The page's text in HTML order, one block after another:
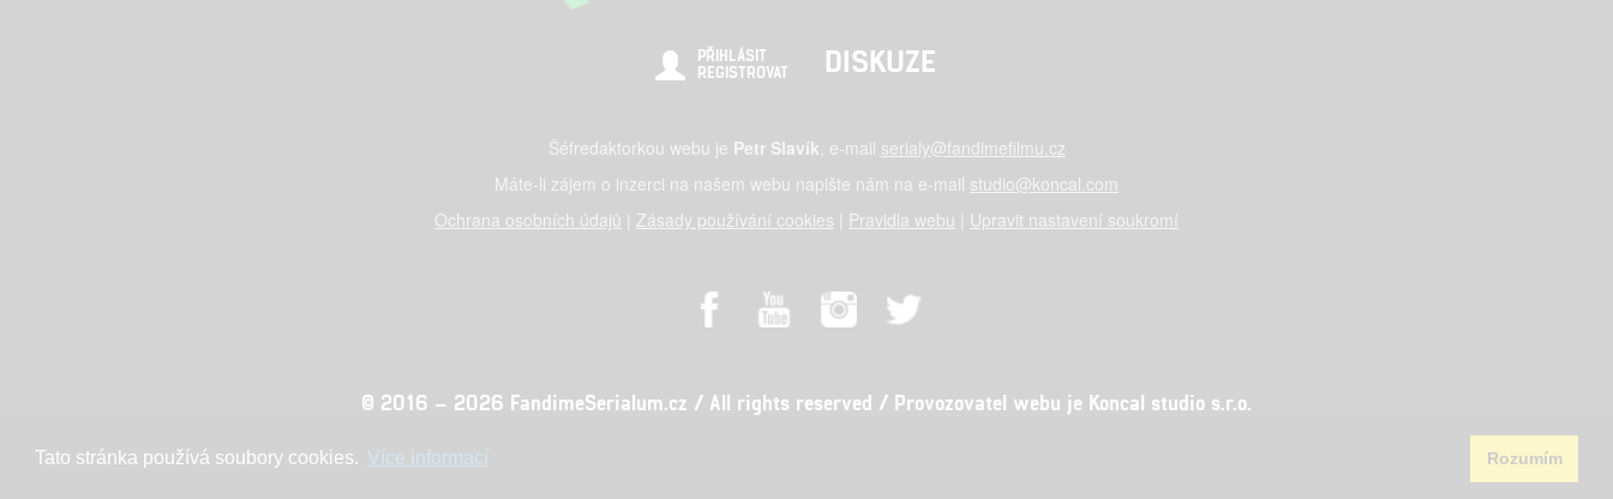
Tato stránka používá soubory cookies. Více informací Rozumím
PŘIHLÁSIT
REGISTROVAT
DISKUZE
Šéfredaktorkou webu je Petr Slavík, e-mail serialy@fandimefilmu.cz
Máte-li zájem o inzerci na našem webu napište nám na e-mail studio@koncal.com
Ochrana osobních údajů
Zásady používání cookies Pravidla webu Upravit nastavení soukromí
© 2016 – 2026 FandimeSerialum.cz / All rights reserved / Provozovatel webu je Koncal studio s.r.o.